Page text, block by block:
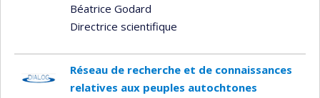
Béatrice Godard
Directrice scientifique
Réseau de recherche et de connaissances
relatives aux peuples autochtones